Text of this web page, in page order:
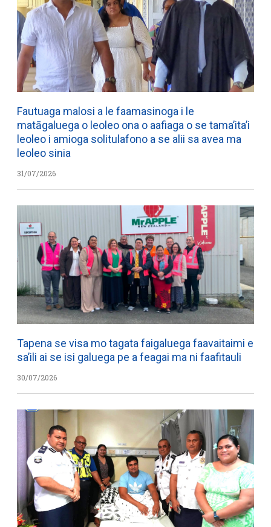
Fautuaga malosi a le faamasinoga i le
matāgaluega o leoleo ona o aafiaga o se tama’ita’i
leoleo i amioga solitulafono a se alii sa avea ma
leoleo sinia
31/07/2026
Tapena se visa mo tagata faigaluega faavaitaimi e
sa’ili ai se isi galuega pe a feagai ma ni faafitauli
30/07/2026